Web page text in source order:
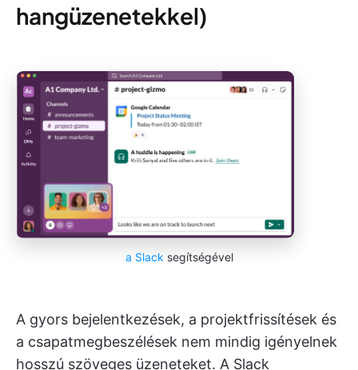
hangüzenetekkel)
a Slack segítségével
A gyors bejelentkezések, a projektfrissítések és
a csapatmegbeszélések nem mindig igényelnek
hosszú szöveges üzeneteket. A Slack